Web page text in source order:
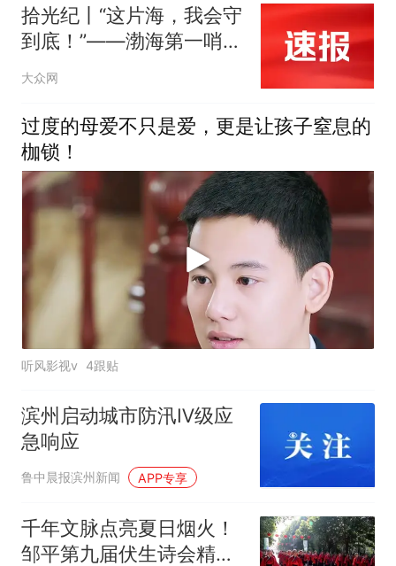
拾光纪丨“这片海，我会守
到底！”——渤海第一哨，
带着鱼梭守海的“95后”民
大众网
过度的母爱不只是爱，更是让孩子窒息的
枷锁！
听风影视v 4跟贴
滨州启动城市防汛Ⅳ级应
急响应
鲁中晨报滨州新闻 APP专享
千年文脉点亮夏日烟火！
邹平第九届伏生诗会精彩